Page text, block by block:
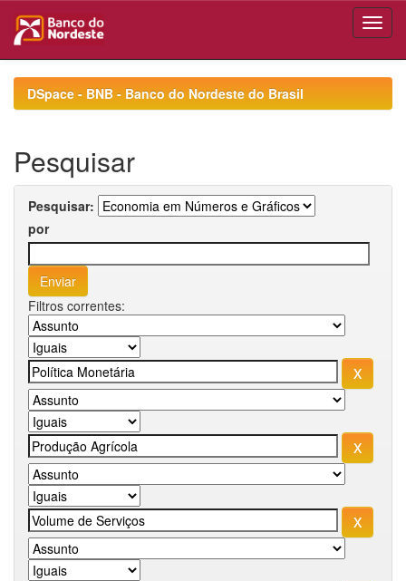
navigationDSpace - BNB - Banco do Nordeste do Brasil
Pesquisar
Pesquisar:
por
Filtros correntes: